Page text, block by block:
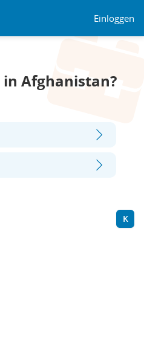
Einloggen
Afghanistan?
K